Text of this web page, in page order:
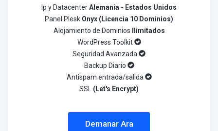
Ip y DatacenterAlemania - Estados Unidos
Panel Plesk Onyx (Licencia 10 Dominios)
Alojamiento de Dominios Ilimitados
WordPress Toolkit
Seguridad Avanzada
Backup Diario
Antispam entrada/salida
SSL (Let's Encrypt)
Demanar Ara